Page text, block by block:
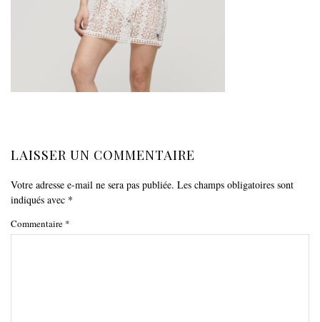
LAISSER UN COMMENTAIRE
Votre adresse e-mail ne sera pas publiée. Les champs obligatoires sont
indiqués avec *
Commentaire *